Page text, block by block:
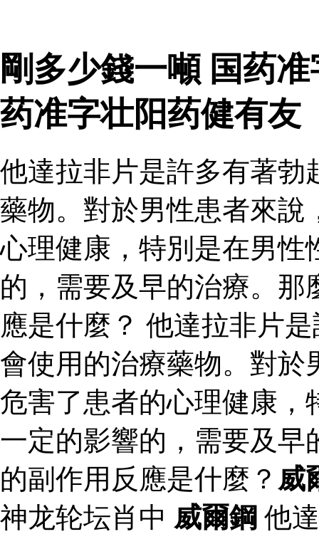
剛多少錢一噸 国药
药准字壮阳药健有友
他達拉非片是許多有著勃
藥物。對於男性患者來說
心理健康，特別是在男性
的，需要及早的治療。
應是什麼？ 他達拉非片
會使用的治療藥物。對於
危害了患者的心理健康，
一定的影響的，需要及早
的副作用反應是什麼？ 威
神龙轮坛肖中 威爾鋼 他